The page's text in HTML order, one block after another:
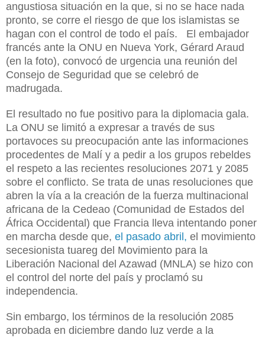
angustiosa situación en la que, si no se hace nada
pronto, se corre el riesgo de que los islamistas se
hagan con el control de todo el país.
E l embajador
francés ante la ONU en Nueva York, Gérard Araud
(en la foto), convocó de urgencia una reunión del
Consejo de Seguridad que se celebró de
madrugada.
El resultado no fue positivo para la diplomacia gala.
La ONU se limitó a expresar a través de sus
portavoces su preocupación ante las informaciones
procedentes de Malí y a pedir a los grupos rebeldes
el respeto a las recientes resoluciones 2071 y 2085
sobre el conflicto. Se trata de unas resoluciones que
abren la vía a la creación de la fuerza multinacional
africana de la Cedeao (Comunidad de Estados del
África Occidental) que Francia lleva intentando poner
en marcha desde que, el pasado abril, el movimiento
secesionista tuareg del Movimiento para la
Liberación Nacional del Azawad (MNLA) se hizo con
el control del norte del país y proclamó su
independencia.
Sin embargo, los términos de la resolución 2085
aprobada en diciembre dando luz verde a la